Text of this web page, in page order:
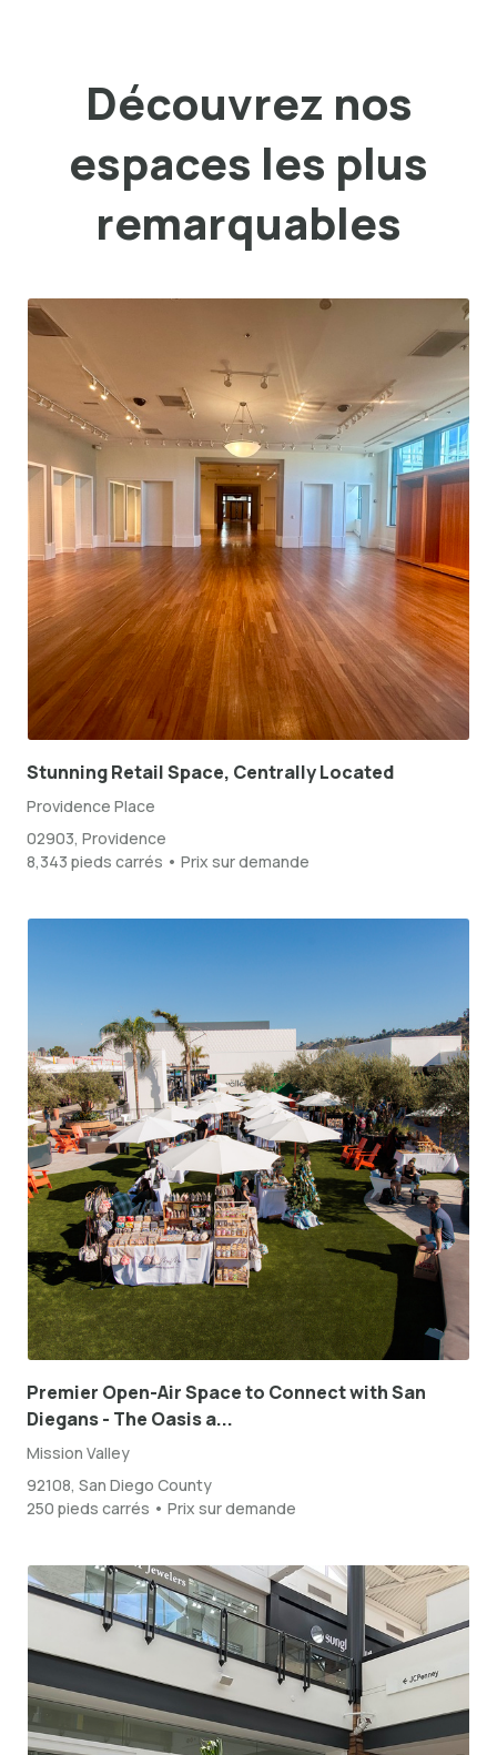
Découvrez nos
espaces les plus
remarquables
Stunning Retail Space, Centrally Located
Providence Place
02903, Providence
8,343 pieds carrés • Prix sur demande
Premier Open-Air Space to Connect with San
Diegans - The Oasis a...
Mission Valley
92108, San Diego County
250 pieds carrés • Prix sur demande